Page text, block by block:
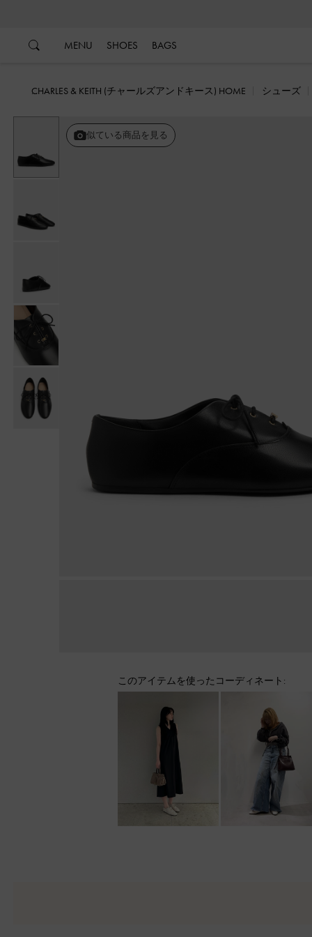
MENU SHOES BAGS
CHARLES & KEITH (チャールズアンドキース) HOME シューズ
似ている商品を見る
このアイテムを使ったコーディネート: